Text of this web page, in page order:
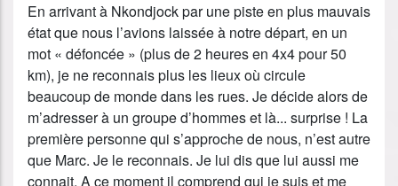
En arrivant à Nkondjock par une piste en plus mauvais
état que nous l’avions laissée à notre départ, en un
mot « défoncée » (plus de 2 heures en 4x4 pour 50
km), je ne reconnais plus les lieux où circule
beaucoup de monde dans les rues. Je décide alors de
m’adresser à un groupe d’hommes et là... surprise ! La
première personne qui s’approche de nous, n’est autre
que Marc. Je le reconnais. Je lui dis que lui aussi me
connait. A ce moment il comprend qui je suis et me